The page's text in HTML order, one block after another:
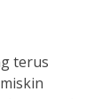
terus